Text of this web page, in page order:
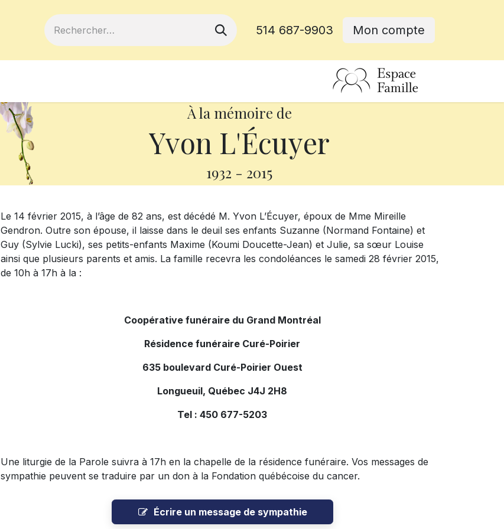
514 687-9903 Mon compte
À la mémoire de
Yvon L'Écuyer
1932 - 2015
Le 14 février 2015, à l’âge de 82 ans, est décédé M. Yvon L’Écuyer, époux de Mme Mireille
Gendron. Outre son épouse, il laisse dans le deuil ses enfants Suzanne (Normand Fontaine) et
Guy (Sylvie Lucki), ses petits-enfants Maxime (Koumi Doucette-Jean) et Julie, sa sœur Louise
ainsi que plusieurs parents et amis. La famille recevra les condoléances le samedi 28 février 2015,
de 10h à 17h à la :
Coopérative funéraire du Grand Montréal
Résidence funéraire Curé-Poirier
635 boulevard Curé-Poirier Ouest
Longueuil, Québec J4J 2H8
Tel : 450 677-5203
Une liturgie de la Parole suivra à 17h en la chapelle de la résidence funéraire. Vos messages de
sympathie peuvent se traduire par un don à la Fondation québécoise du cancer.
Écrire un message de sympathie